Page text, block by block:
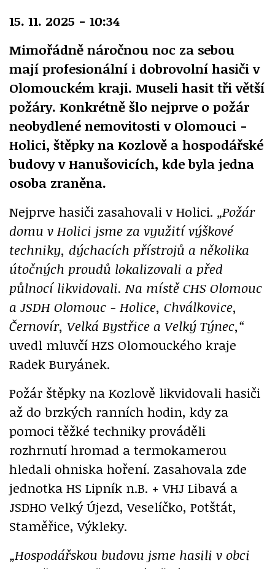
15. 11. 2025 - 10:34
Mimořádně náročnou noc za sebou
mají profesionální i dobrovolní hasiči v
Olomouckém kraji. Museli hasit tři větší
požáry. Konkrétně šlo nejprve o požár
neobydlené nemovitosti v Olomouci -
Holici, štěpky na Kozlově a hospodářské
budovy v Hanušovicích, kde byla jedna
osoba zraněna.
Nejprve hasiči zasahovali v Holici. „Požár
domu v Holici jsme za využití výškové
techniky, dýchacích přístrojů a několika
útočných proudů lokalizovali a před
půlnocí likvidovali. Na místě CHS Olomouc
a JSDH Olomouc - Holice, Chválkovice,
Černovír, Velká Bystřice a Velký Týnec,“
uvedl mluvčí HZS Olomouckého kraje
Radek Buryánek.
Požár štěpky na Kozlově likvidovali hasiči
až do brzkých ranních hodin, kdy za
pomoci těžké techniky prováděli
rozhrnutí hromad a termokamerou
hledali ohniska hoření. Zasahovala zde
jednotka HS Lipník n.B. + VHJ Libavá a
JSDHO Velký Újezd, Veselíčko, Potštát,
Staměřice, Výkleky.
„Hospodářskou budovu jsme hasili v obci